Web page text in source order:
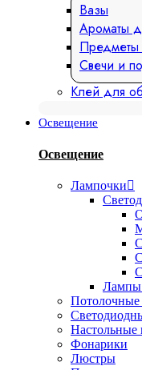
Вазы
Ароматы
Предметы
Свечи и
Клей для
Освещение
Освещение
Лампочки
Лампы
Потолочные
Настольные
Фонарики
Люстры